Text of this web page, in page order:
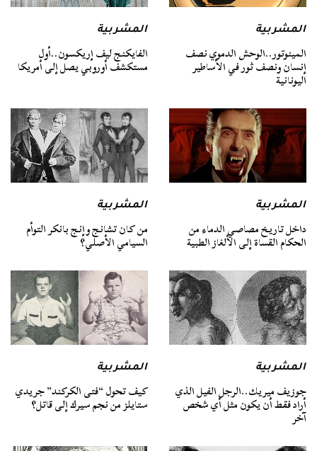
المشربية
المينوتور..الوحش الدموي نصف
إنسان ونصف ثور في الأساطير
اليونانية
المشربية
الفايكنج ليف إريكسون..أول
مستكشف أوروبي يصل إلى أمريكا
المشربية
داخل تاريخ مصاصي الدماء من
الحكام القساة إلى الألغاز الطبية
المشربية
من كان تشانج وإنج بانكر التوأم
السيامي الأصلي؟
المشربية
جوزيف ميريك..الرجل الفيل الذي
أراد فقط أن يكون مثل أي شخص
آخر
المشربية
كيف تحول “فتى الكركند” جريدي
ستايلز من نجم سيرك إلى قاتل؟